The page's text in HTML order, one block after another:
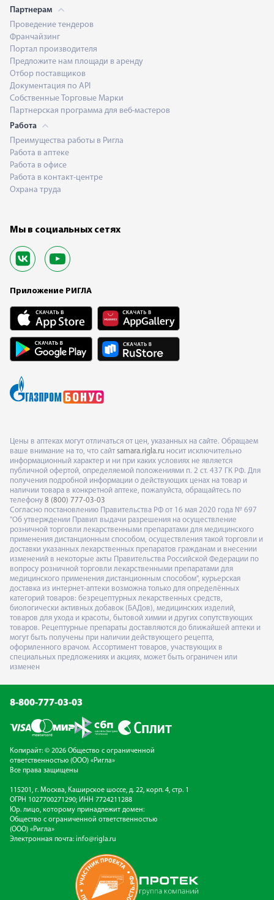
Партнерам
Проведение тендеров
Франчайзинг
Портал производителя
Предложите нам площади в аренду
Отбор поставщиков
Документация по API
Собственные Торговые Марки
Партнерская программа для веб-мастеров
Работа
Преимущества работы в Ригла
Работа в аптеке
Работа в офисе
Работа в контакт-центре
Охрана труда
Мы в социальных сетях
Приложение РИГЛА
Цены в аптеках могут отличаться от цен, указанных на сайте. Обращаем
ваше внимание на то, что сайт samara.rigla.ru носит исключительно
информационный характер и ни при каких условиях не является
публичной офертой, определяемой положениями п. 2 ст. 437 ГК РФ. Для
получения подробной информации о действующих ценах на товар и
наличии товара в конкретной аптеке, пожалуйста, обращайтесь по
телефону 8 (800) 777-03-03
Согласно постановлению Правительства РФ от 16 мая 2020 года № 697
"Об утверждении Правил выдачи разрешения на осуществление
розничной торговли лекарственными препаратами для медицинского
применения дистанционным способом, осуществления такой торговли и
доставки указанных лекарственных препаратов гражданам и внесении
изменений в некоторые акты Правительства Российской Федерации по
вопросу розничной торговли лекарственными препаратами для
медицинского применения дистанционным способом", курьерская
доставка из интернет-аптеки возможна только для определённых
категорий товаров: безрецептурных лекарственных средств,
биологически активных добавок (БАДов), медицинских изделий,
товаров для ухода и красоты, бытовой химии и других сопутствующих
товаров. Рецептурные препараты доставляются до ближайшей аптеки и
могут быть получены при наличии действующего рецепта,
оформленного врачом. Ассортимент товаров, участвующих в
специальных предложениях и акциях, может быть ограничен или
изменен
8-800-777-03-03
Копирайт: © 2026 Общество с ограниченной
ответственностью (ООО) «Ригла»
Все права защищены
115201, г. Москва, Каширское шоссе, д. 22, корп. 4, стр. 1
ОГРН 1027700271290; ИНН 7724211288
Юр. лицо, которому принадлежит домен:
Общество с ограниченной ответственностью
(ООО) «Ригла»
Электронная почта: info@rigla.ru